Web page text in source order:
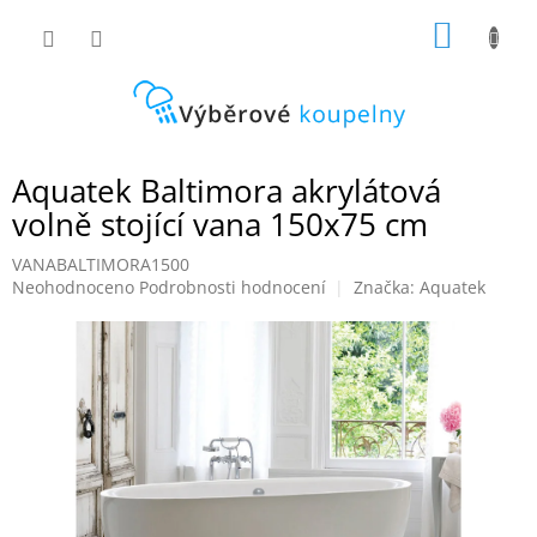
Aquatek Baltimora akrylátová
volně stojící vana 150x75 cm
VANABALTIMORA1500
Průměrné
hvězdiček.
Neohodnoceno Podrobnosti hodnocení Značka: Aquatek